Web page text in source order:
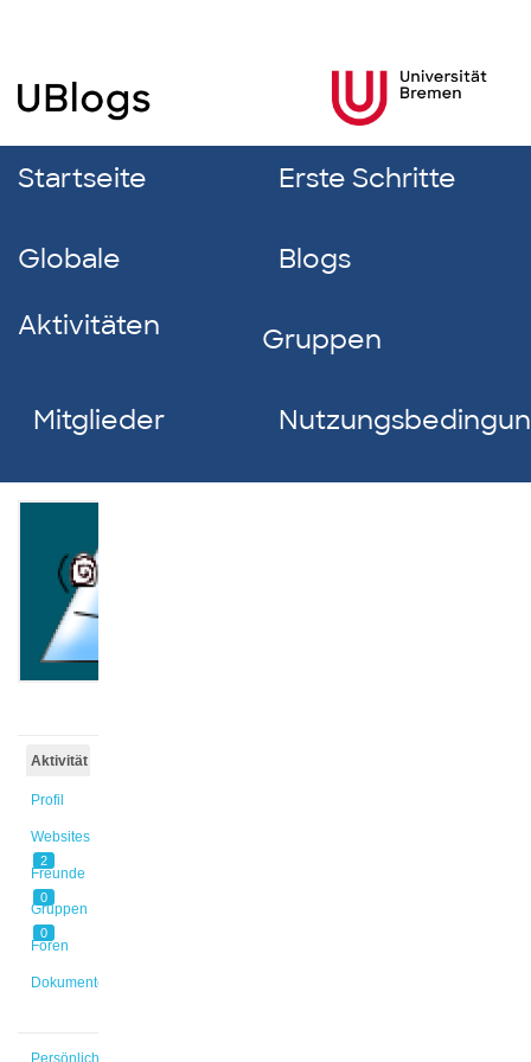
Startseite Erste Schritte
Globale
Aktivitäten
Blogs
Gruppen
Mitglieder
Aktivität
Profil
Websites
2
Freunde
0
Gruppen
0
Foren
Dokumente
Persönlich